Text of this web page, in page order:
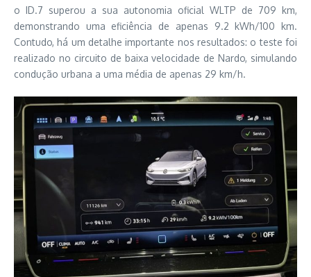
o ID.7 superou a sua autonomia oficial WLTP de 709 km,
demonstrando uma eficiência de apenas 9.2 kWh/100 km.
Contudo, há um detalhe importante nos resultados: o teste foi
realizado no circuito de baixa velocidade de Nardo, simulando
condução urbana a uma média de apenas 29 km/h.